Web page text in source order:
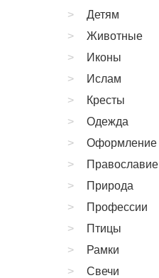
Детям
Животные
Иконы
Ислам
Кресты
Одежда
Оформление
Православие
Природа
Профессии
Птицы
Рамки
Свечи